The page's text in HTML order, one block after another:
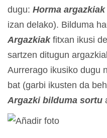
dugu: Horma argazkiak
izan delako). Bilduma
Argazkiakfitxan ikusi
sartzen ditugun
Aurrerago ikusiko dugu
bat (garbi ikusten da
Argazki bilduma sortu